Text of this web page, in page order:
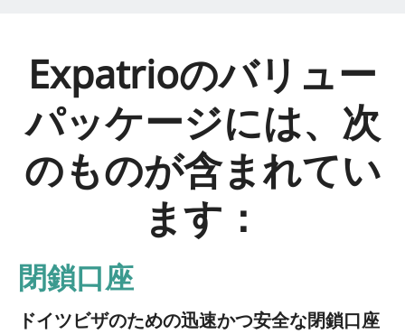
Expatrioのバリュー
パッケージには、次
のものが含まれてい
ます：
閉鎖口座
ドイツビザのための迅速かつ安全な閉鎖口座